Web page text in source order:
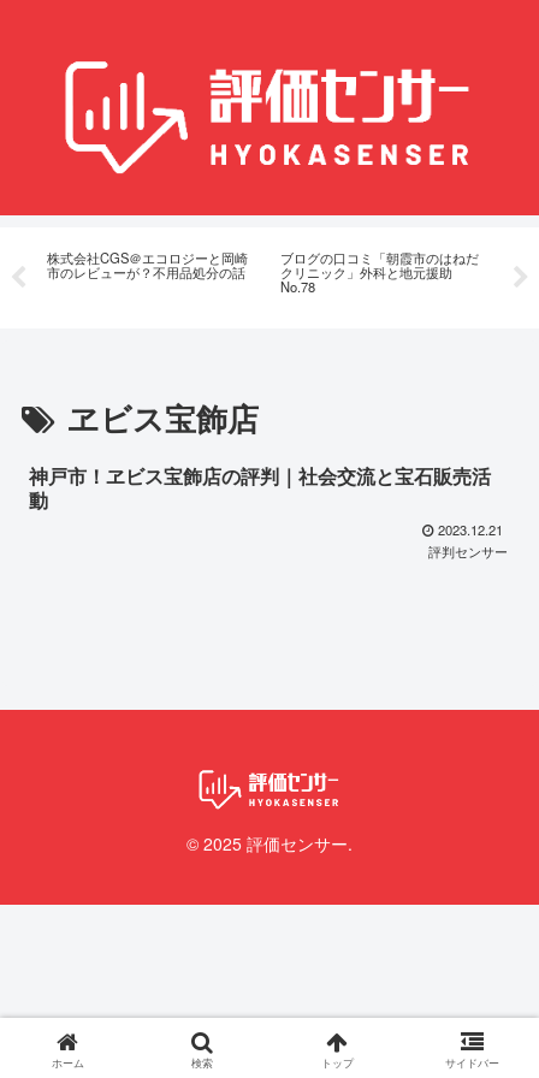
株式会社CGS＠エコロジーと岡崎
市のレビューが？不用品処分の話
ブログの口コミ「朝霞市のはねだ
クリニック」外科と地元援助
No.78
の
ヱビス宝飾店
神戸市！ヱビス宝飾店の評判｜社会交流と宝石販売活
動
2023.12.21
評判センサー
© 2025 評価センサー.
ホーム 検索 トップ サイドバー